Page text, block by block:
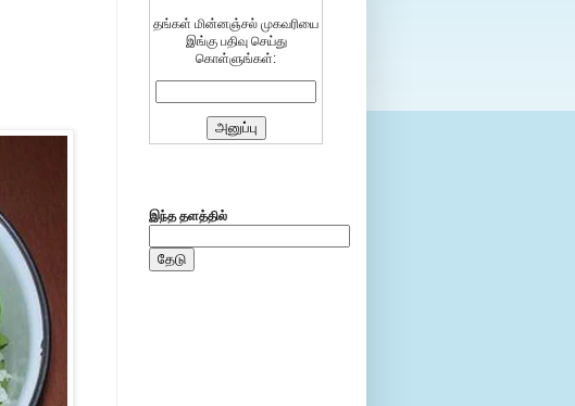
தங்கள் மின்னஞ்சல் முகவரியை
இங்கு பதிவு செய்து
கொள்ளுங்கள்:
இந்த தளத்தில்